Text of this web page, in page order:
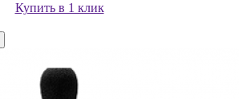
Купить в 1 клик